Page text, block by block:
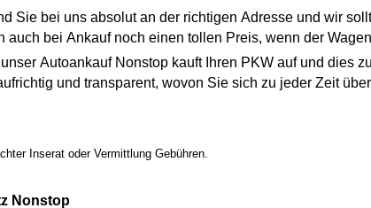
bei uns absolut an der richtigen Adresse und wir sollten
noch einen tollen Preis, wenn der Wagen eine große Laufleistung aufweist. Bei
AutoankaufNonstop kauft Ihren PKW auf und dies
und transparent, wovon Sie sich zu jeder Zeit
Inserat oder Vermittlung Gebühren.
Nonstop